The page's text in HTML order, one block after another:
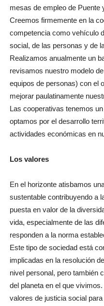
mesas de empleo de Puente
Creemos firmemente en la
competencia como vehículo
social, de las personas y de
Realizamos anualmente un
revisamos nuestro modelo
equipos de personas) con el
mejorar paulatinamente
Las cooperativas tenemos
optamos por el desarrollo
actividades económicas en
Los valores
En el horizonte atisbamos
sustentable contribuyendo a
puesta en valor de la
vida, especialmente de las
responden a la norma
Este tipo de sociedad está
implicadas en la resolución
nivel personal, pero también
del planeta en el que
valores de justicia social